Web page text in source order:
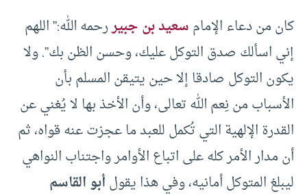
كان من دعاء الإمامسعيد بن جبيررحمه الله:” اللهم
إني اسألك صدق التوكل عليك، وحسن الظن بك”. ولا
يكون التوكل صادقا إلا حين يتيقن المسلم بأن
الأسباب من نِعم الله تعالى، وأن الأخذ بها لا يُغني عن
القدرة الإلهية التي تُكمل للعبد ما عجزت عنه قواه، ثم
أن مدار الأمر كله على اتباع الأوامر واجتناب النواهي
ليبلغ المتوكل أمانيه، وفي هذا يقولأبو القاسم